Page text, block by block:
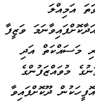
އަމިއްލަ
ވަޒީފާ
މަސައްކަތް އަދި
މުވައްޒަފުންގެ
ދޫކޮށްފައިވާ